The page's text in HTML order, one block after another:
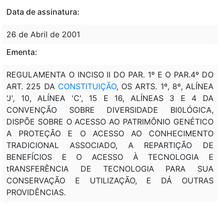
Data de assinatura:
26 de Abril de 2001
Ementa:
REGULAMENTA O INCISO II DO PAR. 1º E O PAR.4º DO
ART. 225 DA CONSTITUIÇÃO, OS ARTS. 1º, 8º, ALÍNEA
'J', 10, ALÍNEA 'C', 15 E 16, ALÍNEAS 3 E 4 DA
CONVENÇÃO SOBRE DIVERSIDADE BI0LÓGICA,
DISPÕE SOBRE O ACESSO AO PATRIMÔNIO GENÉTICO
A PROTEÇÃO E O ACESSO AO CONHECIMENTO
TRADICIONAL ASSOCIADO, A REPARTIÇÃO DE
BENEFÍCIOS E O ACESSO À TECNOLOGIA E
tRANSFERÊNCIA DE TECNOLOGIA PARA SUA
CONSERVAÇÃO E UTILIZAÇÃO, E DÁ OUTRAS
PROVIDÊNCIAS.